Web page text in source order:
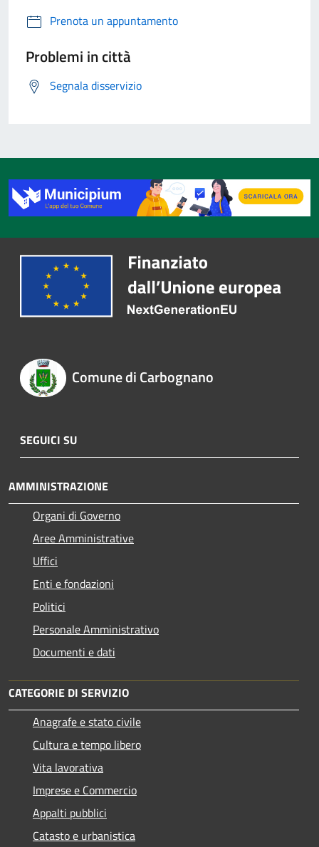
Prenota un appuntamento
Problemi in città
Segnala disservizio
Comune di Carbognano
SEGUICI SU
AMMINISTRAZIONE
Organi di Governo
Aree Amministrative
Uffici
Enti e fondazioni
Politici
Personale Amministrativo
Documenti e dati
CATEGORIE DI SERVIZIO
Anagrafe e stato civile
Cultura e tempo libero
Vita lavorativa
Imprese e Commercio
Appalti pubblici
Catasto e urbanistica